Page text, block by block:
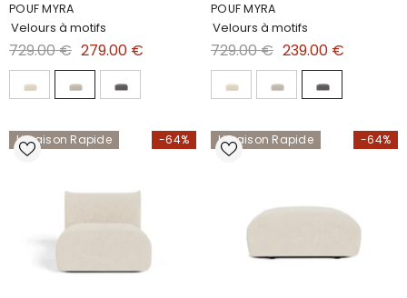
POUF MYRA
Velours à motifs
729.00 € 279.00 €
POUF MYRA
Velours à motifs
729.00 € 239.00 €
-64%
Livraison Rapide -64%
Livraison Rapide